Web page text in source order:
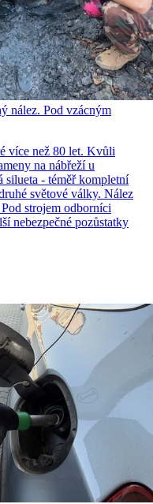
nález. Pod vzácným
více než 80 let. Kvůli
na nábřeží u
silueta - téměř kompletní
světové války. Nález
strojem odborníci
nebezpečné pozůstatky